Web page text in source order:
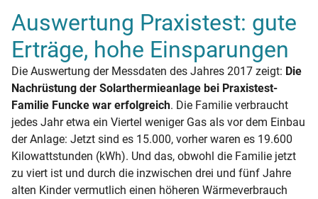
Auswertung Praxistest: gute
Erträge, hohe Einsparungen
Die Auswertung der Messdaten des Jahres 2017 zeigt: Die
Nachrüstung der Solarthermieanlage bei Praxistest-
Familie Funcke war erfolgreich. Die Familie verbraucht
jedes Jahr etwa ein Viertel weniger Gas als vor dem Einbau
der Anlage: Jetzt sind es 15.000, vorher waren es 19.600
Kilowattstunden (kWh). Und das, obwohl die Familie jetzt
zu viert ist und durch die inzwischen drei und fünf Jahre
alten Kinder vermutlich einen höheren Wärmeverbrauch